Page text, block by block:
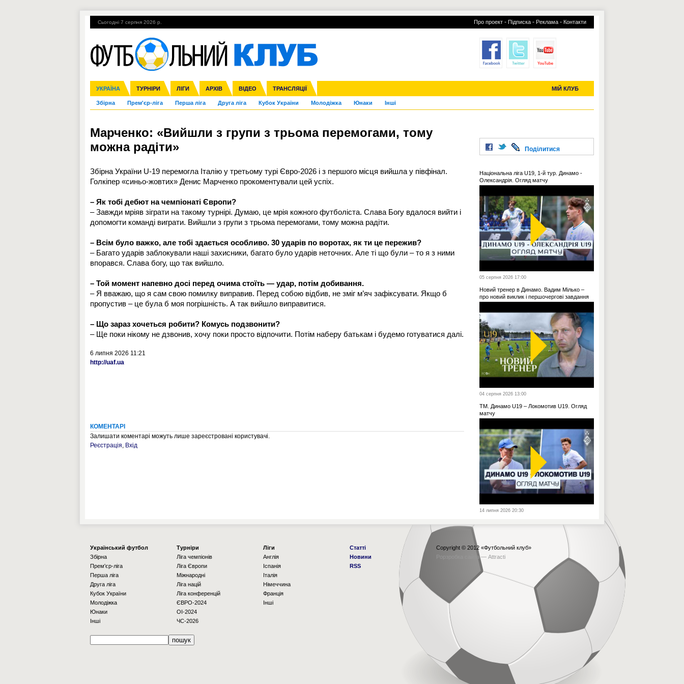
Сьогодні 7 серпня 2026 р. Про проект - Підписка - Реклама - Контакти
УКРАЇНА ТУРНІРИ ЛІГИ АРХІВ ВІДЕО ТРАНСЛЯЦІЇ МІЙ КЛУБ
Збірна Прем'єр-ліга Перша ліга Друга ліга Кубок України Молодіжка Юнаки Інші
Ліга чемпіонів Ліга Європи Міжнародні Ліга націй Ліга конференцій
Англія Іспанія Італія Німеччина Франція Інші
ЧС-2014 ЄВРО-2016 Росія Кубок конфедерацій ЧЄ-2015 (U-21)
Гарячі теми УПЛ, 1-й тур ВІЙНА УПЛ-ПЕРЕХОДИ УСІ ТРАНСФЕРИ
Марченко: «Вийшли з групи з трьома перемогами, тому
можна радіти»
Збірна України U-19 перемогла Італію у третьому турі Євро-2026 і з першого місця вийшла у півфінал.
Голкіпер «синьо-жовтих» Денис Марченко прокоментували цей успіх.
– Як тобі дебют на чемпіонаті Європи?
– Завжди мріяв зіграти на такому турнірі. Думаю, це мрія кожного футболіста. Слава Богу вдалося вийти і
допомогти команді виграти. Вийшли з групи з трьома перемогами, тому можна радіти.
– Всім було важко, але тобі здається особливо. 30 ударів по воротах, як ти це пережив?
– Багато ударів заблокували наші захисники, багато було ударів неточних. Але ті що були – то я з ними
впорався. Слава богу, що так вийшло.
– Той момент напевно досі перед очима стоїть — удар, потім добивання.
– Я вважаю, що я сам свою помилку виправив. Перед собою відбив, не зміг м’яч зафіксувати. Якщо б
пропустив – це була б моя погрішність. А так вийшло виправитися.
– Що зараз хочеться робити? Комусь подзвонити?
– Ще поки нікому не дзвонив, хочу поки просто відпочити. Потім наберу батькам і будемо готуватися далі.
6 липня 2026 11:21
http://uaf.ua
КОМЕНТАРІ
Залишати коментарі можуть лише зареєстровані користувачі.
Реєстрація, Вхід
Поділитися
Національна ліга U19, 1-й тур. Динамо -
Олександрія. Огляд матчу
05 серпня 2026 17:00
Новий тренер в Динамо. Вадим Мілько –
про новий виклик і першочергові завдання
04 серпня 2026 13:00
ТМ. Динамо U19 – Локомотив U19. Огляд
матчу
14 липня 2026 20:30
Українcький футбол
Збірна
Прем'єр-ліга
Перша ліга
Друга ліга
Кубок України
Молодіжка
Юнаки
Інші
Турніри
Ліга чемпіонів
Ліга Європи
Міжнародні
Ліга націй
Ліга конференцій
ЄВРО-2024
OI-2024
ЧС-2026
Ліги
Англія
Іспанія
Італія
Німеччина
Франція
Інші
Статті
Новини
RSS
Copyright © 2012 «Футбольний клуб»
Рорзробка сайта — Attracti